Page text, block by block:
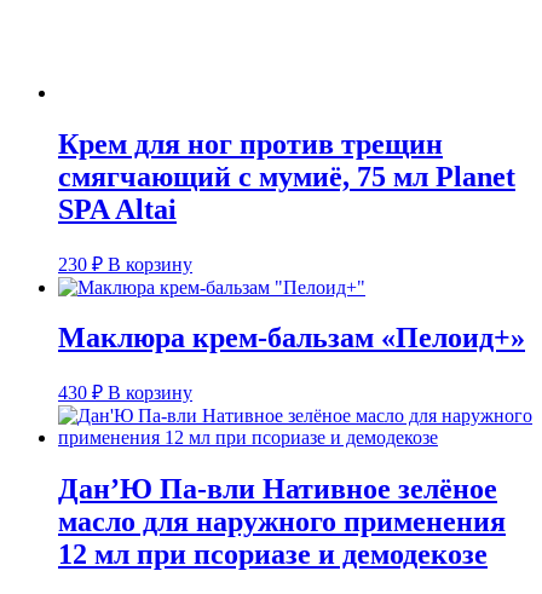
Крем для ног против трещин
смягчающий с мумиё, 75 мл Planet
SPA Altai
230 ₽ В корзину
Маклюра крем-бальзам «Пелоид+»
430 ₽ В корзину
Дан’Ю Па-вли Нативное зелёное
масло для наружного применения
12 мл при псориазе и демодекозе